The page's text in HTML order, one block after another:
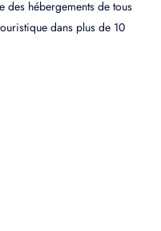
des hébergements de tous
dans plus de 10